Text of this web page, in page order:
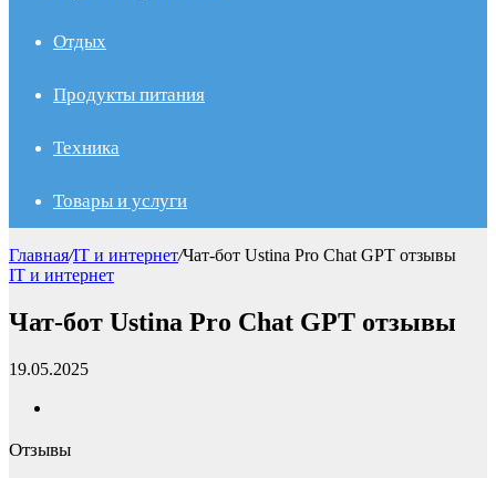
Отдых
Продукты питания
Техника
Товары и услуги
Главная/IT и интернет/Чат-бот Ustina Pro Chat GPT отзывы
IT и интернет
Чат-бот Ustina Pro Chat GPT отзывы
19.05.2025
Отзывы